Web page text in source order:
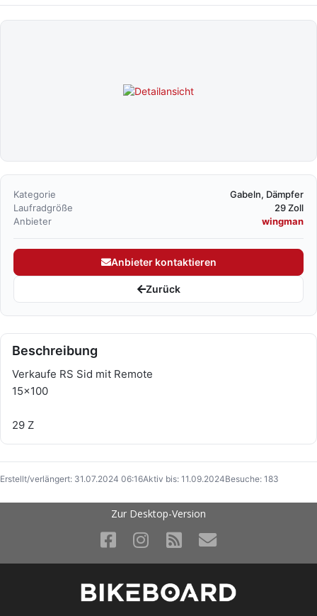
Kategorie
Gabeln, Dämpfer
Laufradgröße
29 Zoll
Anbieter
wingman
Anbieter kontaktieren
Zurück
Beschreibung
Verkaufe RS Sid mit Remote
15x100
29 Z
Erstellt/verlängert: 31.07.2024 06:16Aktiv bis: 11.09.2024Besuche: 183
Zur Desktop-Version